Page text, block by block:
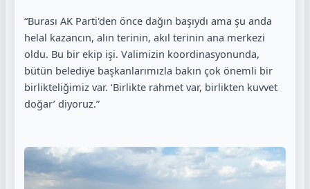
“Burası AK Parti'den önce dağın başıydı ama şu anda
helal kazancın, alın terinin, akıl terinin ana merkezi
oldu. Bu bir ekip işi. Valimizin koordinasyonunda,
bütün belediye başkanlarımızla bakın çok önemli bir
birlikteliğimiz var. ‘Birlikte rahmet var, birlikten kuvvet
doğar’ diyoruz.”